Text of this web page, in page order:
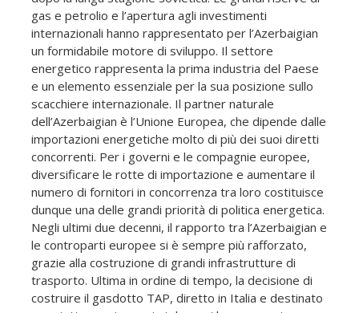
gas e petrolio e l’apertura agli investimenti
internazionali hanno rappresentato per l’Azerbaigian
un formidabile motore di sviluppo. Il settore
energetico rappresenta la prima industria del Paese
e un elemento essenziale per la sua posizione sullo
scacchiere internazionale. Il partner naturale
dell’Azerbaigian è l’Unione Europea, che dipende dalle
importazioni energetiche molto di più dei suoi diretti
concorrenti. Per i governi e le compagnie europee,
diversificare le rotte di importazione e aumentare il
numero di fornitori in concorrenza tra loro costituisce
dunque una delle grandi priorità di politica energetica.
Negli ultimi due decenni, il rapporto tra l’Azerbaigian e
le controparti europee si è sempre più rafforzato,
grazie alla costruzione di grandi infrastrutture di
trasporto. Ultima in ordine di tempo, la decisione di
costruire il gasdotto TAP, diretto in Italia e destinato